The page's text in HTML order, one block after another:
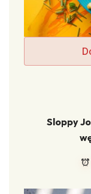
Sloppy